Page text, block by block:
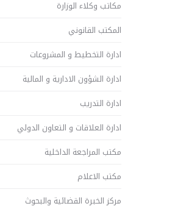
مكاتب وكلاء الوزارة
المكتب القانوني
ادارة التخطيط و المشروعات
ادارة الشؤون الادارية و المالية
ادارة التدريب
ادارة العلاقات و التعاون الدولي
مكتب المراجعة الداخلية
مكتب الاعلام
مركز الخبرة القضائية والبحوث